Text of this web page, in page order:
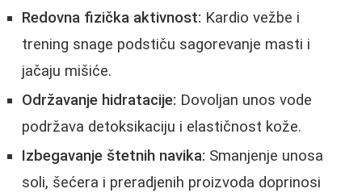
Redovna fizička aktivnost: Kardio vežbe i
trening snage podstiču sagorevanje masti i
jačaju mišiće.
Održavanje hidratacije: Dovoljan unos vode
podržava detoksikaciju i elastičnost kože.
Izbegavanje štetnih navika: Smanjenje unosa
soli, šećera i preradjenih proizvoda doprinosi